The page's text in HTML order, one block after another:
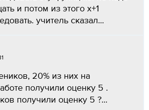
и потом из этого х+1
учитель сказал...
20% из них на
получили оценку 5 .
получили оценку 5 ?...